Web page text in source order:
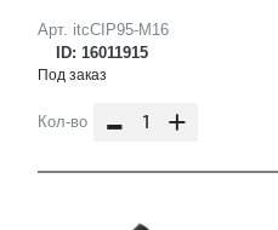
Арт. itcCIP95-M16
ID: 16011915
Под заказ
Кол-во - +